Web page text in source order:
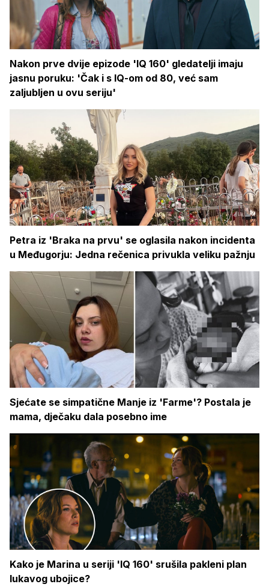
Nakon prve dvije epizode 'IQ 160' gledatelji imaju
jasnu poruku: 'Čak i s IQ-om od 80, već sam
zaljubljen u ovu seriju'
Petra iz 'Braka na prvu' se oglasila nakon incidenta
u Međugorju: Jedna rečenica privukla veliku pažnju
Sjećate se simpatične Manje iz 'Farme'? Postala je
mama, dječaku dala posebno ime
Kako je Marina u seriji 'IQ 160' srušila pakleni plan
lukavog ubojice?